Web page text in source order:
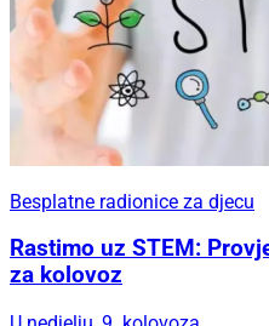
Besplatne radionice za djecu
Rastimo uz STEM:
za kolovoz